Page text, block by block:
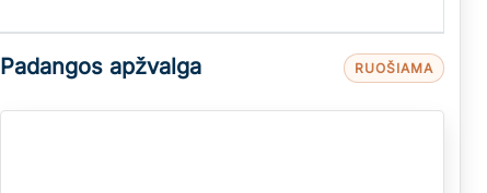
Padangos apžvalga RUOŠIAMA